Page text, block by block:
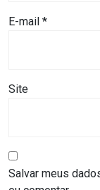
DE
E-mail *
Site
Salvar meus